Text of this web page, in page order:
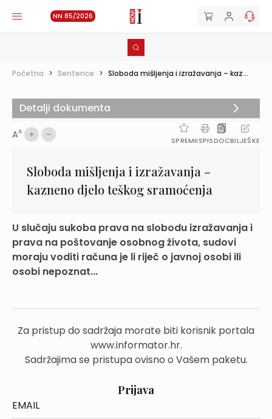
NN 85/2026
Početna > Sentence > Sloboda mišljenja i izražavanja – kaz...
AA
SPREMIISPISDOCBILJEŠKE
Sloboda mišljenja i izražavanja –
kazneno djelo teškog sramoćenja
U slučaju sukoba prava na slobodu izražavanja i
prava na poštovanje osobnog života, sudovi
moraju voditi računa je li riječ o javnoj osobi ili
osobi nepoznat...
Za pristup do sadržaja morate biti korisnik portala
www.informator.hr.
Sadržajima se pristupa ovisno o Vašem paketu.
Prijava
EMAIL
Detalji dokumenta